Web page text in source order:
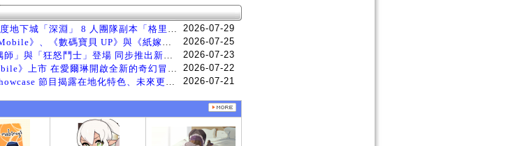
《瑪奇 Mobile》將開放高難度地下城「深淵」 8 人團隊副本「格里斯貝恩」將於 8 月 5 日登場
2026-07-29
【電玩瘋】手機週報《瑪奇 Mobile》、《數碼寶貝 UP》與《紙嫁衣 9 羅浮夢》等遊戲
2026-07-25
《新瑪奇》雙秘法「旋律人偶師」與「狂怒鬥士」登場 同步推出新系統「神秘工坊」
2026-07-23
跨平台 MMORPG《瑪奇 Mobile》上市 在愛爾琳開啟全新的奇幻冒險生活
2026-07-22
《瑪奇 Mobile》於台港澳 Showcase 節目揭露在地化特色、未來更新計畫等內容 首次公開台灣動畫
2026-07-21